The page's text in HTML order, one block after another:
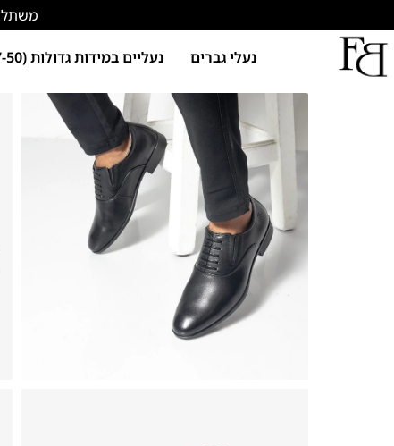
משתלם
נעלי גברים נעליים במידות גדולות (47-50)